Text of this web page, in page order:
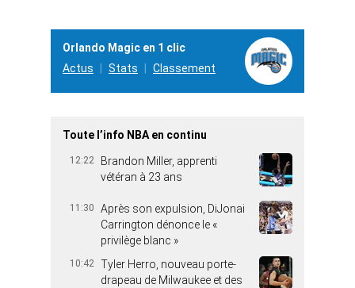
Orlando Magic en 1 clic
Actus
Stats Classement
Toute l’info NBA en continu
12:22
Brandon Miller, apprenti
vétéran à 23 ans
11:30
Après son expulsion, DiJonai
Carrington dénonce le «
privilège blanc »
10:42
Tyler Herro, nouveau porte-
drapeau de Milwaukee et des